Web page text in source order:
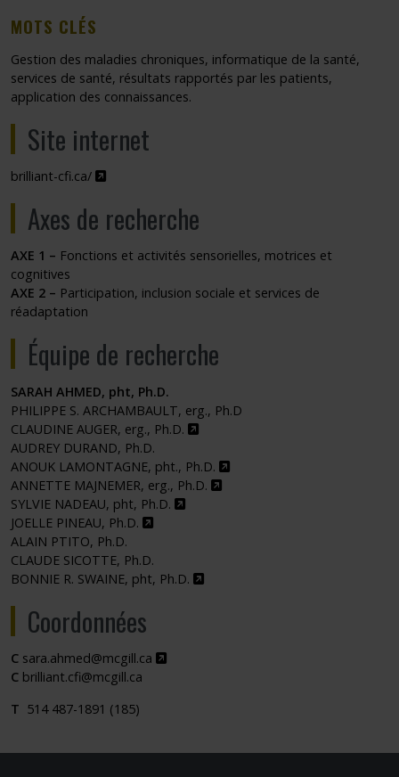
MOTS CLÉS
Gestion des maladies chroniques, informatique de la santé,
services de santé, résultats rapportés par les patients,
application des connaissances.
Site internet
brilliant-cfi.ca/
Axes de recherche
AXE 1 – Fonctions et activités sensorielles, motrices et
cognitives
AXE 2 – Participation, inclusion sociale et services de
réadaptation
Équipe de recherche
SARAH AHMED, pht, Ph.D.
PHILIPPE S. ARCHAMBAULT, erg., Ph.D
CLAUDINE AUGER, erg., Ph.D.
AUDREY DURAND, Ph.D.
ANOUK LAMONTAGNE, pht., Ph.D.
ANNETTE MAJNEMER, erg., Ph.D.
SYLVIE NADEAU, pht, Ph.D.
JOELLE PINEAU, Ph.D.
ALAIN PTITO, Ph.D.
CLAUDE SICOTTE, Ph.D.
BONNIE R. SWAINE, pht, Ph.D.
Coordonnées
C sara.ahmed@mcgill.ca
C brilliant.cfi@mcgill.ca
T 514 487-1891 (185)